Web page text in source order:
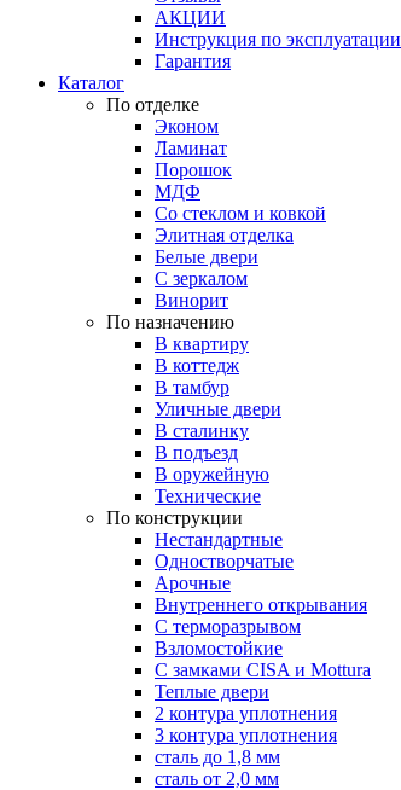
АКЦИИ
Инструкция по эксплуатации
Гарантия
Каталог
По отделке
Эконом
Ламинат
Порошок
МДФ
Со стеклом и ковкой
Элитная отделка
Белые двери
С зеркалом
Винорит
По назначению
В квартиру
В коттедж
В тамбур
Уличные двери
В сталинку
В подъезд
В оружейную
Технические
По конструкции
Нестандартные
Одностворчатые
Арочные
Внутреннего открывания
С терморазрывом
Взломостойкие
С замками CISA и Mottura
Теплые двери
2 контура уплотнения
3 контура уплотнения
сталь до 1,8 мм
сталь от 2,0 мм